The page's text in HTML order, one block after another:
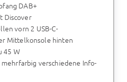
DAB+
Discover
vorn 2 USB-C-
Mittelkonsole hinten
45 W
verschiedene Info-